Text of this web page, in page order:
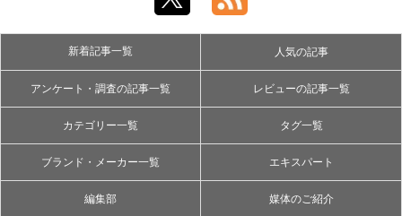
新着記事一覧 人気の記事
アンケート・調査の記事一覧 レビューの記事一覧
カテゴリー一覧 タグ一覧
ブランド・メーカー一覧 エキスパート
編集部 媒体のご紹介